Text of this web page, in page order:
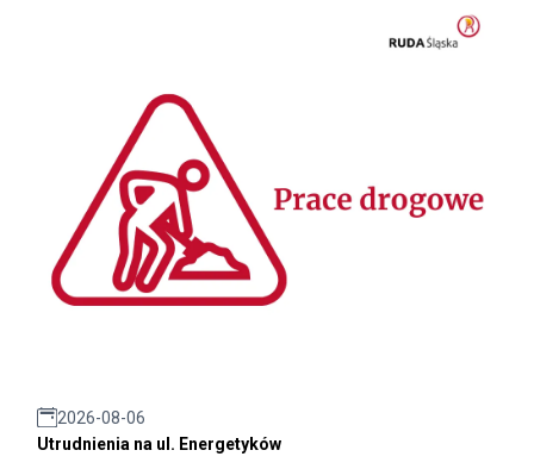
2026-08-06
Utrudnienia na ul. Energetyków